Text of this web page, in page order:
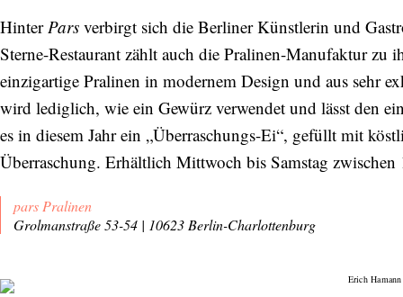
Hinter Pars verbirgt sich die Berliner Künstlerin und
Sterne-Restaurant zählt auch die Pralinen-Manufaktur zu
einzigartige Pralinen in modernem Design und aus sehr
wird lediglich, wie ein Gewürz verwendet und lässt den
es in diesem Jahr ein „Überraschungs-Ei“, gefüllt mit
Überraschung. Erhältlich Mittwoch bis Samstag
pars Pralinen
Grolmanstraße 53-54 | 10623 Berlin-Charlottenburg